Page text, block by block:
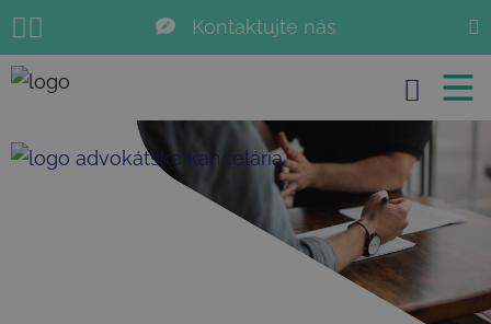
Kontaktujte nás
+421 905 63 63 63
info@zmenysro.sk
Search for: